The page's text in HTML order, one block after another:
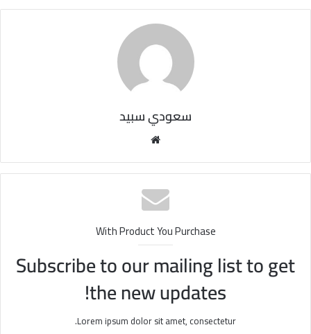
سعودي سبيد
الوي
ب
With Product You Purchase
Subscribe to our mailing list to get
the new updates!
Lorem ipsum dolor sit amet, consectetur.